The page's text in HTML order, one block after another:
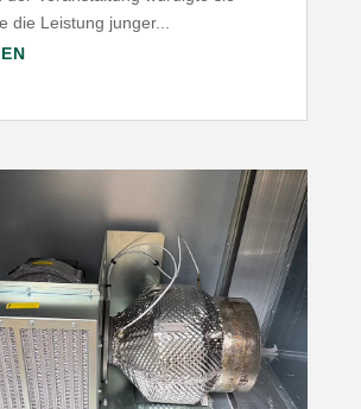
die Leistung junger...